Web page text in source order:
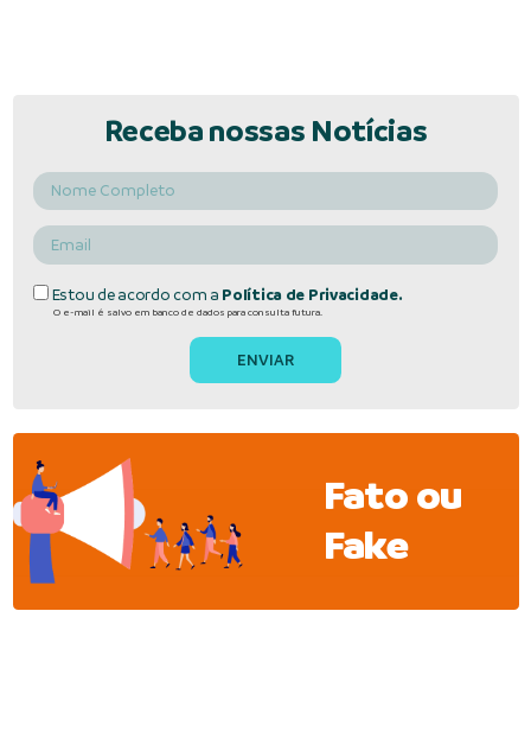
Receba nossas Notícias
Estou de acordo com a Política de Privacidade.
O e-mail é salvo em banco de dados para consulta futura.
Fato ou
Fake